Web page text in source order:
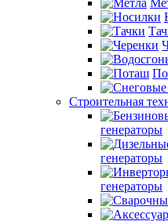
Строительная
генераторы
генераторы
генераторы